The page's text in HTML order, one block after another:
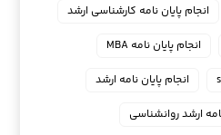
انجام پايان نامه كارشناسي ارشد
انجام پایان نامه MBA
انجام پایان نامه ارشد
ارشد روانشناسی